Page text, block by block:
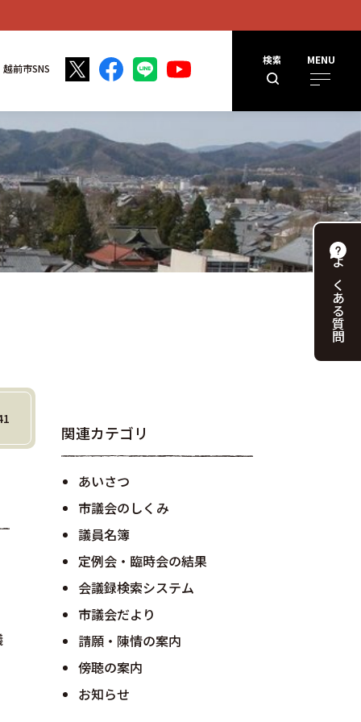
検索
MENU
越前市SNS
よくある
質問
関連カテゴリ
あいさつ
市議会のしくみ
議員名簿
定例会・臨時会の結果
会議録検索システム
市議会だより
請願・陳情の案内
傍聴の案内
お知らせ